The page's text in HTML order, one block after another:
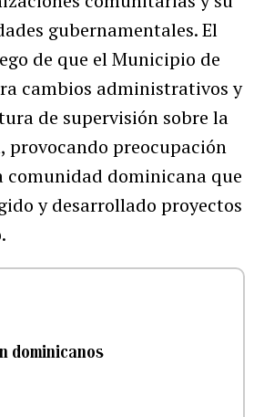
gubernamentales. El
de que el Municipio de
cambios administrativos y
de supervisión sobre la
provocando preocupación
comunidad dominicana que
y desarrollado proyectos
dominicanos